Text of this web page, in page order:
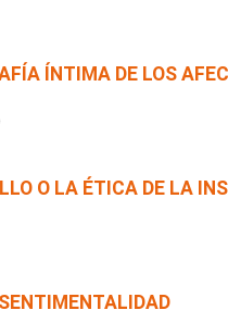
ÍNTIMA DE LOS
O LA ÉTICA DE LA